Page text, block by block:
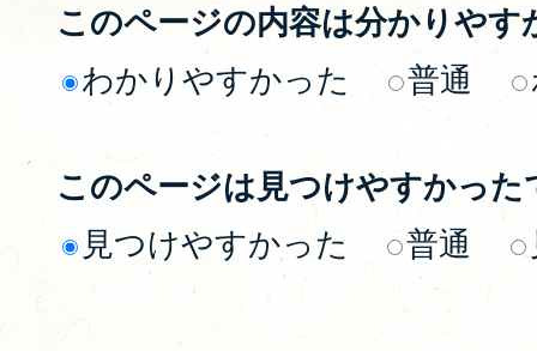
このページの内容は分かりやす
わかりやすかった
普通
このページは見つけやすかった
見つけやすかった
普通